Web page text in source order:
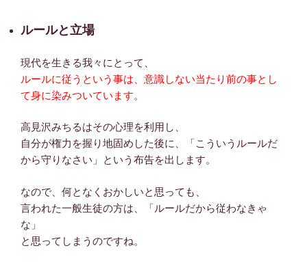
ルールと立場
現代を生きる我々にとって、
ルールに従うという事は、意識しない当たり前の事とし
て身に染みついています。
高見沢みちるはその心理を利用し、
自分が権力を握り地固めした後に、「こういうルールだ
から守りなさい」という布告を出します。
なので、何となくおかしいと思っても、
言われた一般生徒の方は、「ルールだから従わなきゃ
な」
と思ってしまうのですね。